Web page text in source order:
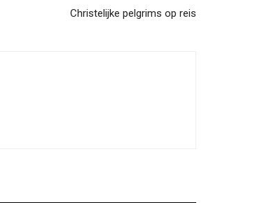
Christelijke pelgrims op reis